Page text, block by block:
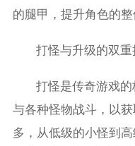
的腿甲，提升角色的整
打怪与升级的双重
打怪是传奇游戏
与各种怪物战斗，以
多，从低级的小怪到